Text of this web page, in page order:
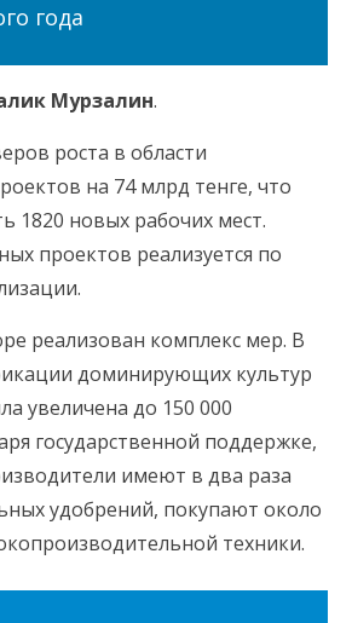
года
Мурзалин.
роста в области
на 74 млрд тенге, что
1820 новых рабочих мест.
проектов реализуется по
реализован комплекс мер. В
доминирующих культур
увеличена до 150 000
государственной поддержке,
имеют в два раза
удобрений, покупают около
техники.